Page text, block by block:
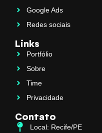
Google Ads
Redes sociais
Links
Portfólio
Sobre
Time
Privacidade
Contato
Local: Recife/PE